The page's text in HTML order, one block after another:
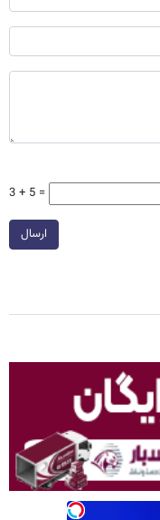
3 + 5 =
ارسال